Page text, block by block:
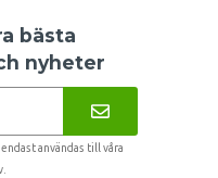
bästa
nyheter
användas till våra